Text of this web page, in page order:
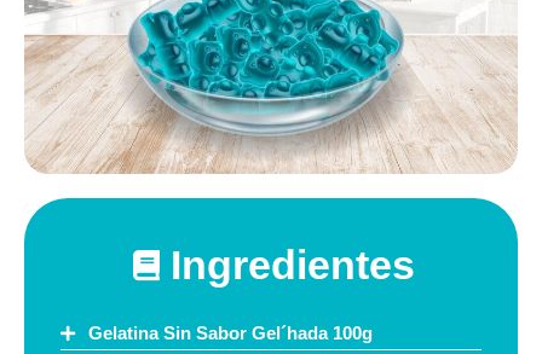
Ingredientes
Gelatina Sin Sabor Gel´hada 100g